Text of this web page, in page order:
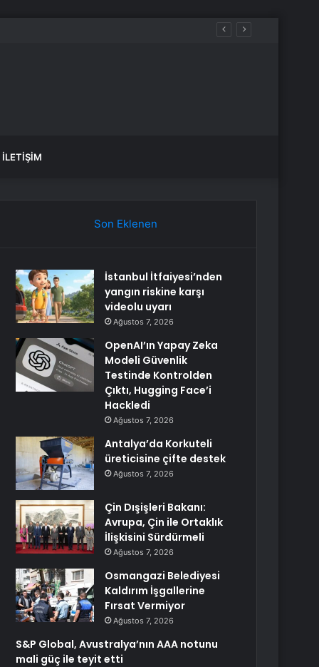
İLETIŞIM
Son Eklenen
İstanbul İtfaiyesi’nden
yangın riskine karşı
videolu uyarı
Ağustos 7, 2026
OpenAI’ın Yapay Zeka
Modeli Güvenlik
Testinde Kontrolden
Çıktı, Hugging Face’i
Hackledi
Ağustos 7, 2026
Antalya’da Korkuteli
üreticisine çifte destek
Ağustos 7, 2026
Çin Dışişleri Bakanı:
Avrupa, Çin ile Ortaklık
İlişkisini Sürdürmeli
Ağustos 7, 2026
Osmangazi Belediyesi
Kaldırım İşgallerine
Fırsat Vermiyor
Ağustos 7, 2026
S&P Global, Avustralya’nın AAA notunu
mali güç ile teyit etti